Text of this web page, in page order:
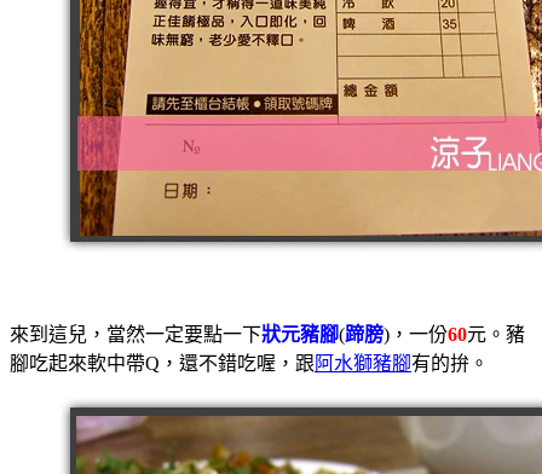
來到這兒，當然一定要點一下狀元豬腳(蹄膀)，一份60元。豬
腳吃起來軟中帶Q，還不錯吃喔，跟 阿水獅豬腳有的拚。